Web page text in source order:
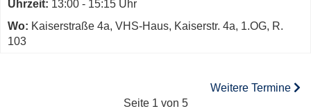
Uhrzeit: 13:00 - 15:15 Uhr
Wo: Kaiserstraße 4a, VHS-Haus, Kaiserstr. 4a, 1.OG, R.
103
Weitere Termine
Seite 1 von 5